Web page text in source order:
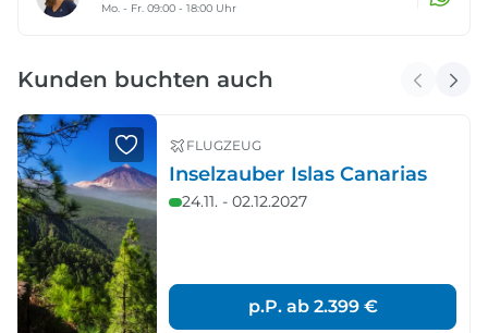
Mo. - Fr. 09:00 - 18:00 Uhr
Kunden buchten auch
FLUGZEUG
Inselzauber Islas Canarias
24.11. - 02.12.2027
p.P. ab 2.399 €